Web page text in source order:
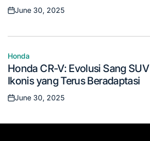
Posted
June 30, 2025
Posted
in
Honda
Honda CR-V: Evolusi Sang SUV
Ikonis yang Terus Beradaptasi
Posted
June 30, 2025